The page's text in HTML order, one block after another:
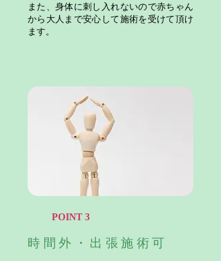
また、身体に刺し入れないので赤ちゃん
から大人まで安心して施術を受けて頂け
ます。
​POINT 3
時間外・出張施術可